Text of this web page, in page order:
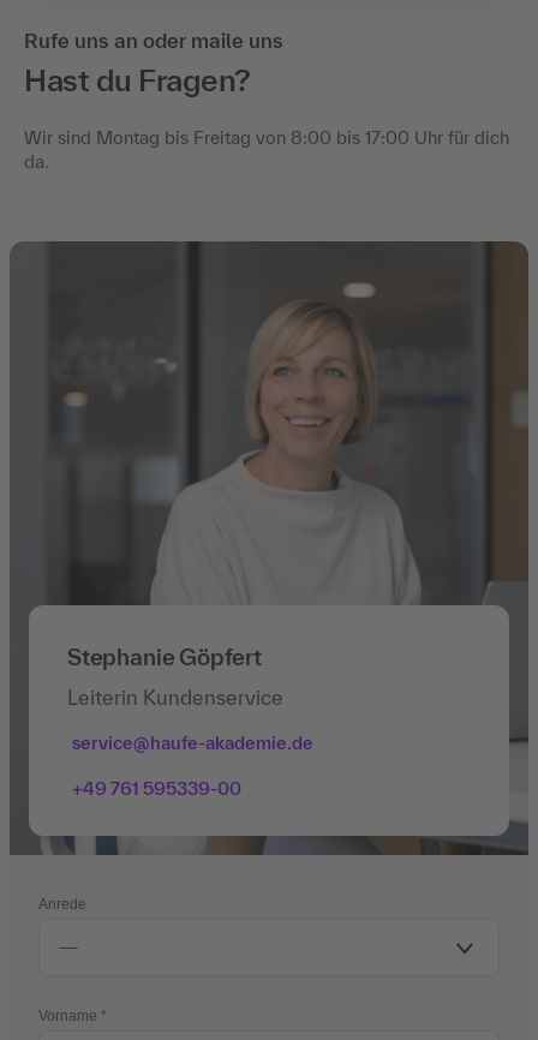
Rufe uns an oder maile uns
Hast du Fragen?
Wir sind Montag bis Freitag von 8:00 bis 17:00 Uhr für dich
da.
Stephanie Göpfert
Leiterin Kundenservice
service@haufe-akademie.de
+49 761 595339-00
Anrede
Vorname